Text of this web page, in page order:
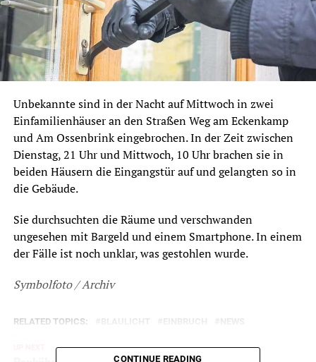
Unbekannte sind in der Nacht auf Mittwoch in zwei
Einfamilienhäuser an den Straßen Weg am Eckenkamp
und Am Ossenbrink eingebrochen. In der Zeit zwischen
Dienstag, 21 Uhr und Mittwoch, 10 Uhr brachen sie in
beiden Häusern die Eingangstür auf und gelangten so in
die Gebäude.
Sie durchsuchten die Räume und verschwanden
ungesehen mit Bargeld und einem Smartphone. In einem
der Fälle ist noch unklar, was gestohlen wurde.
Symbolfoto / Archiv
RELATED TOPICS: BLAULICHT EINBRUCH NEWS
CONTINUE READING